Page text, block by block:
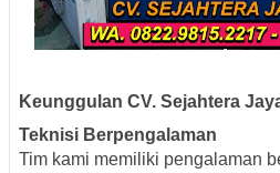
Keunggulan CV. Sejahtera
Teknisi Berpengalaman
Tim kami memiliki pengalaman